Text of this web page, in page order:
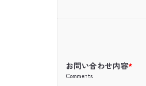
お問い合わせ内容*
Comments